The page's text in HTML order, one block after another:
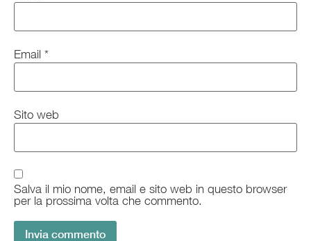
Email *
Sito web
Salva il mio nome, email e sito web in questo browser
per la prossima volta che commento.